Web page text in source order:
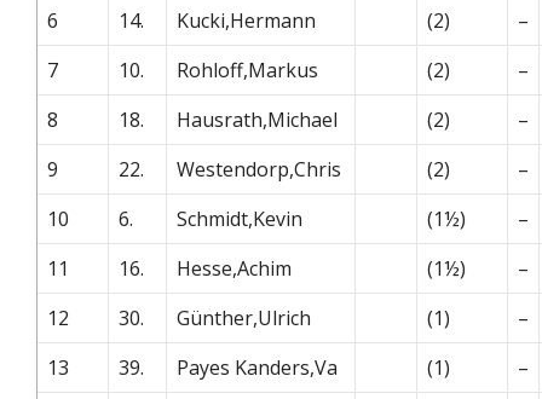
6
14. Kucki,Hermann (2)
–
7
10. Rohloff,Markus (2)
–
8
18. Hausrath,Michael (2)
–
9
22. Westendorp,Chris (2)
–
10
6. Schmidt,Kevin (1½)
–
11
16. Hesse,Achim (1½)
–
12
30. Günther,Ulrich (1)
–
13
39. Payes Kanders,Va (1)
–